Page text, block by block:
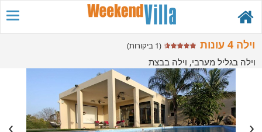
וילה 4 עונות (1 ביקורות)
וילה בגליל מערבי, וילה בבצת